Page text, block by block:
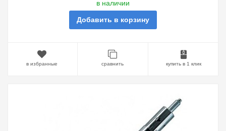
в наличии
Добавить в корзину
в избранные сравнить купить в 1 клик